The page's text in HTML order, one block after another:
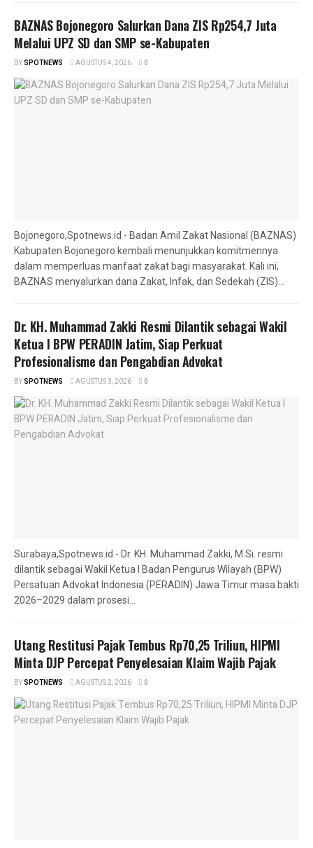
BAZNAS Bojonegoro Salurkan Dana ZIS Rp254,7 Juta
Melalui UPZ SD dan SMP se-Kabupaten
BYSPOTNEWS AGUSTUS 4, 2026 0
Bojonegoro,Spotnews.id - Badan Amil Zakat Nasional (BAZNAS)
Kabupaten Bojonegoro kembali menunjukkan komitmennya
dalam memperluas manfaat zakat bagi masyarakat. Kali ini,
BAZNAS menyalurkan dana Zakat, Infak, dan Sedekah (ZIS)...
Dr. KH. Muhammad Zakki Resmi Dilantik sebagai Wakil
Ketua I BPW PERADIN Jatim, Siap Perkuat
Profesionalisme dan Pengabdian Advokat
BYSPOTNEWS AGUSTUS 3, 2026 0
Surabaya,Spotnews.id - Dr. KH. Muhammad Zakki, M.Si. resmi
dilantik sebagai Wakil Ketua I Badan Pengurus Wilayah (BPW)
Persatuan Advokat Indonesia (PERADIN) Jawa Timur masa bakti
2026–2029 dalam prosesi...
Utang Restitusi Pajak Tembus Rp70,25 Triliun, HIPMI
Minta DJP Percepat Penyelesaian Klaim Wajib Pajak
BYSPOTNEWS AGUSTUS 2, 2026 0